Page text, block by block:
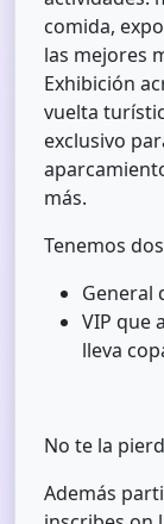
comida,
las mejores
Exhibición
vuelta
exclusivo
más.
Tenemos
General
VIP que
lleva
No te la
Además